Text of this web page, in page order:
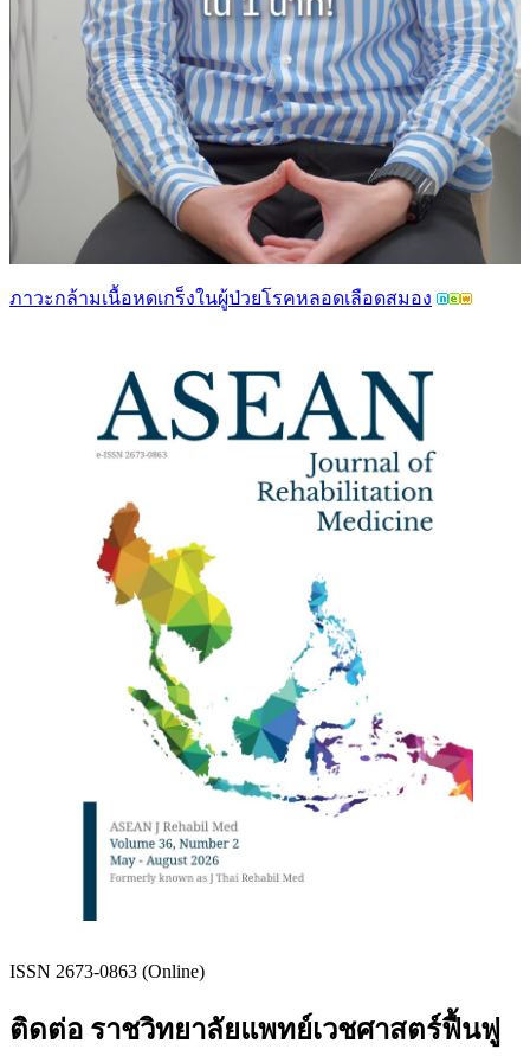
ภาวะกล้ามเนื้อหดเกร็งในผู้ป่วยโรคหลอดเลือดสมอง
ISSN 2673-0863 (Online)
ติดต่อ ราชวิทยาลัยแพทย์เวชศาสตร์ฟื้นฟู